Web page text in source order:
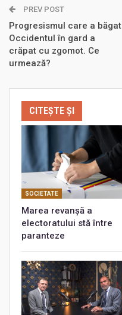
PREV POST
Progresismul care a băgat
Occidentul în gard a
crăpat cu zgomot. Ce
urmează?
CITEȘTE ȘI
SOCIETATE
Marea revanșă a
electoratului stă între
paranteze